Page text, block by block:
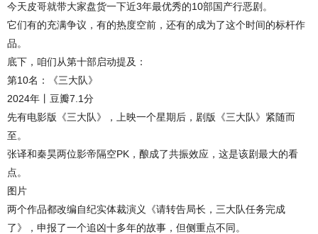
今天皮哥就带大家盘货一下近3年最优秀的10部国产行恶剧。
它们有的充满争议，有的热度空前，还有的成为了这个时间的标杆作
品。
底下，咱们从第十部启动提及：
第10名：《三大队》
2024年丨豆瓣7.1分
先有电影版《三大队》，上映一个星期后，剧版《三大队》紧随而
至。
张译和秦昊两位影帝隔空PK，酿成了共振效应，这是该剧最大的看
点。
图片
两个作品都改编自纪实体裁演义《请转告局长，三大队任务完成
了》，申报了一个追凶十多年的故事，但侧重点不同。